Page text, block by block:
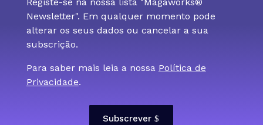
Newsletter". Em qualquer momento pode
alterar os seus dados ou cancelar a sua
subscrição.
Para saber mais leia a nossa Política de
Privacidade.
Subscrever